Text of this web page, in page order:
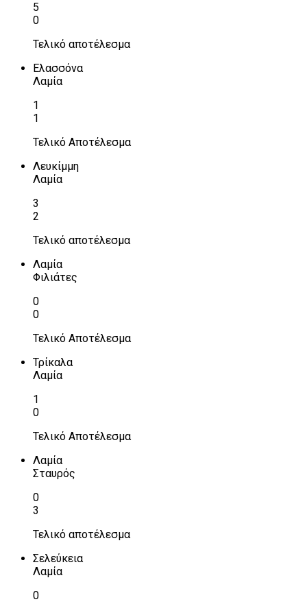
5
0
Τελικό αποτέλεσμα
Ελασσόνα
Λαμία
1
1
Τελικό Αποτέλεσμα
Λευκίμμη
Λαμία
3
2
Τελικό αποτέλεσμα
Λαμία
Φιλιάτες
0
0
Τελικό Αποτέλεσμα
Τρίκαλα
Λαμία
1
0
Τελικό Αποτέλεσμα
Λαμία
Σταυρός
0
3
Τελικό αποτέλεσμα
Σελεύκεια
Λαμία
0